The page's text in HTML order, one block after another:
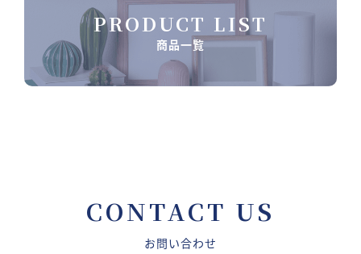
PRODUCT LIST
商品一覧
CONTACT US
お問い合わせ